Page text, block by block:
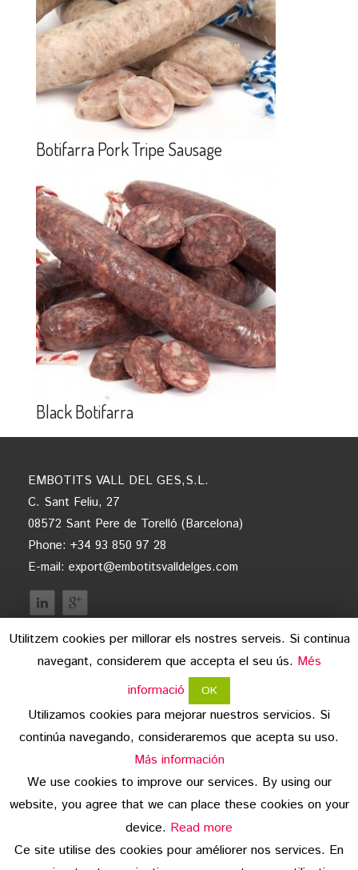
Botifarra Pork Tripe Sausage
Black Botifarra
EMBOTITS VALL DEL GES,S.L.
C. Sant Feliu, 27
08572 Sant Pere de Torelló (Barcelona)
Phone: +34 93 850 97 28
E-mail: export@embotitsvalldelges.com
data protection
© 2026 Embotits Vall del Ges S.L.
Utilitzem cookies per millorar els nostres serveis. Si continua
navegant, considerem que accepta el seu ús. Més
informació
OK
Utilizamos cookies para mejorar nuestros servicios. Si
continúa navegando, consideraremos que acepta su uso.
Más información
We use cookies to improve our services. By using our
website, you agree that we can place these cookies on your
device. Read more
Ce site utilise des cookies pour améliorer nos services. En